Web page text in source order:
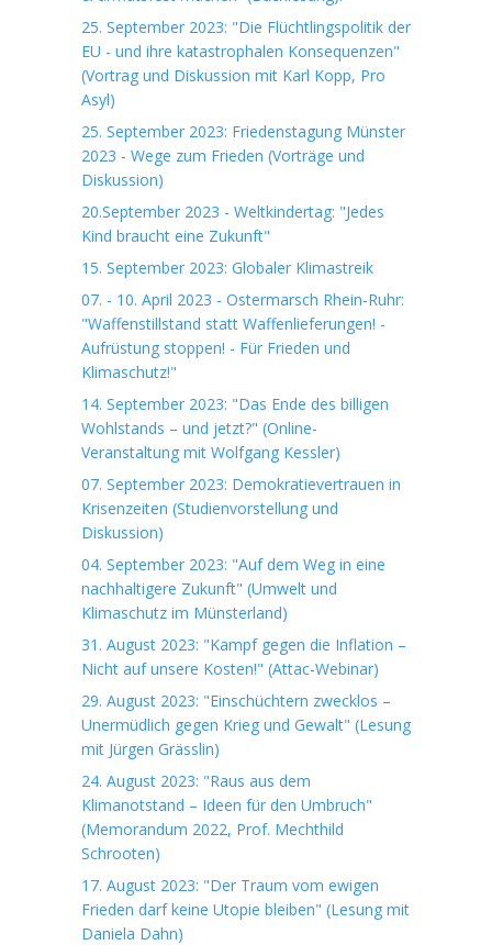
25. September 2023: "Die Flüchtlingspolitik der
EU - und ihre katastrophalen Konsequenzen"
(Vortrag und Diskussion mit Karl Kopp, Pro
Asyl)
25. September 2023: Friedenstagung Münster
2023 - Wege zum Frieden (Vorträge und
Diskussion)
20.September 2023 - Weltkindertag: "Jedes
Kind braucht eine Zukunft"
15. September 2023: Globaler Klimastreik
07. - 10. April 2023 - Ostermarsch Rhein-Ruhr:
"Waffenstillstand statt Waffenlieferungen! -
Aufrüstung stoppen! - Für Frieden und
Klimaschutz!"
14. September 2023: "Das Ende des billigen
Wohlstands – und jetzt?" (Online-
Veranstaltung mit Wolfgang Kessler)
07. September 2023: Demokratievertrauen in
Krisenzeiten (Studienvorstellung und
Diskussion)
04. September 2023: "Auf dem Weg in eine
nachhaltigere Zukunft" (Umwelt und
Klimaschutz im Münsterland)
31. August 2023: "Kampf gegen die Inflation –
Nicht auf unsere Kosten!" (Attac-Webinar)
29. August 2023: "Einschüchtern zwecklos –
Unermüdlich gegen Krieg und Gewalt" (Lesung
mit Jürgen Grässlin)
24. August 2023: "Raus aus dem
Klimanotstand – Ideen für den Umbruch"
(Memorandum 2022, Prof. Mechthild
Schrooten)
17. August 2023: "Der Traum vom ewigen
Frieden darf keine Utopie bleiben" (Lesung mit
Daniela Dahn)